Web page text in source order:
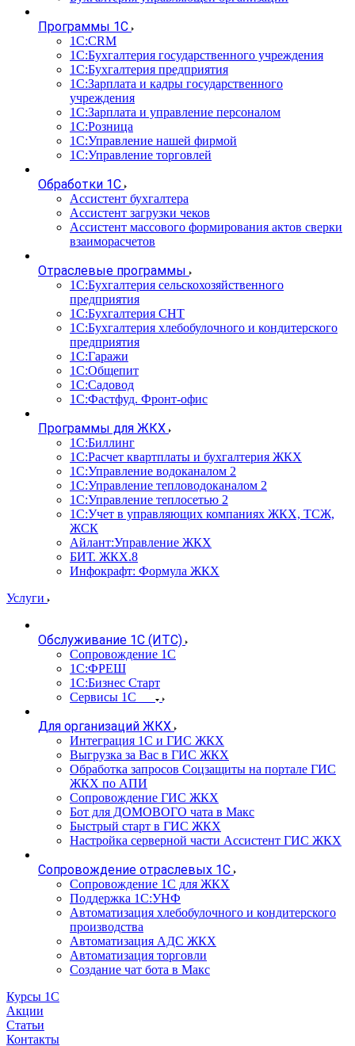
Программы 1С
1С:CRM
1С:Бухгалтерия государственного учреждения
1С:Бухгалтерия предприятия
1С:Зарплата и кадры государственного
учреждения
1С:Зарплата и управление персоналом
1С:Розница
1С:Управление нашей фирмой
1С:Управление торговлей
Обработки 1С
Ассистент бухгалтера
Ассистент загрузки чеков
Ассистент массового формирования актов сверки
взаиморасчетов
Отраслевые программы
1С:Бухгалтерия сельскохозяйственного
предприятия
1С:Бухгалтерия СНТ
1С:Бухгалтерия хлебобулочного и кондитерского
предприятия
1С:Гаражи
1С:Общепит
1С:Садовод
1С:Фастфуд. Фронт-офис
Программы для ЖКХ
1С:Биллинг
1С:Расчет квартплаты и бухгалтерия ЖКХ
1С:Управление водоканалом 2
1С:Управление тепловодоканалом 2
1С:Управление теплосетью 2
1С:Учет в управляющих компаниях ЖКХ, ТСЖ,
ЖСК
Айлант:Управление ЖКХ
БИТ. ЖКХ.8
Инфокрафт: Формула ЖКХ
Услуги
Обслуживание 1С (ИТС)
Сопровождение 1С
1С:ФРЕШ
1С:Бизнес Старт
Сервисы 1С
Для организаций ЖКХ
Интеграция 1С и ГИС ЖКХ
Выгрузка за Вас в ГИС ЖКХ
Обработка запросов Соцзащиты на портале ГИС
ЖКХ по АПИ
Сопровождение ГИС ЖКХ
Бот для ДОМОВОГО чата в Макс
Быстрый старт в ГИС ЖКХ
Настройка серверной части Ассистент ГИС ЖКХ
Сопровождение отраслевых 1С
Сопровождение 1С для ЖКХ
Поддержка 1С:УНФ
Автоматизация хлебобулочного и кондитерского
производства
Автоматизация АДС ЖКХ
Автоматизация торговли
Создание чат бота в Макс
Курсы 1С
Акции
Статьи
Контакты